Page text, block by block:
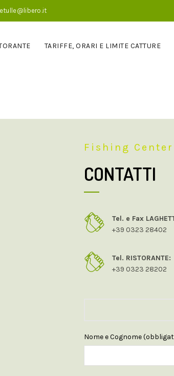
TARIFFE, ORARI E LIMITE CATTURE
Fishing
CONTATTI
Tel. e Fax
+39 0323 28402
Tel. RISTORANTE:
+39 0323 28202
Nome e Cognome